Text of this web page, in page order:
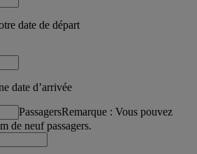
date de départ
date d’arrivée
PassagersRemarque : Vous pouvez
de neuf passagers.